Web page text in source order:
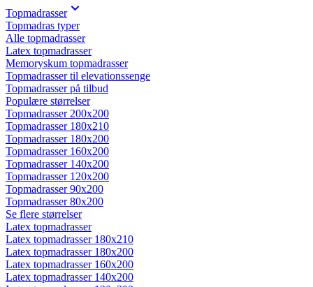
Topmadrasser
Topmadras typer
Alle topmadrasser
Latex topmadrasser
Memoryskum topmadrasser
Topmadrasser til elevationssenge
Topmadrasser på tilbud
Populære størrelser
Topmadrasser 200x200
Topmadrasser 180x210
Topmadrasser 180x200
Topmadrasser 160x200
Topmadrasser 140x200
Topmadrasser 120x200
Topmadrasser 90x200
Topmadrasser 80x200
Se flere størrelser
Latex topmadrasser
Latex topmadrasser 180x210
Latex topmadrasser 180x200
Latex topmadrasser 160x200
Latex topmadrasser 140x200